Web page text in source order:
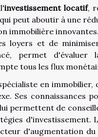
investissement locatif,
peut aboutir à une
immobilière
loyers et de
permet d'évaluer
tous les flux
en
Ses connaissances
permettent de
d'investissement.
d'augmentation